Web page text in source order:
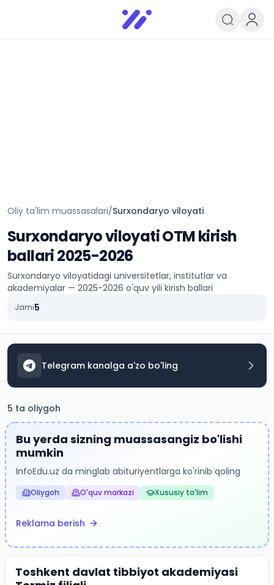
Infoedu
Ta&#039;lim xabarlari va
Oliy ta'lim muassasalari/Surxondaryo viloyati
Surxondaryo viloyatiOTM kirish
ballari 2025-2026
Surxondaryo viloyatidagi universitetlar, institutlar va
akademiyalar — 2025-2026 o'quv yili kirish ballari
Jami5
Telegram kanalga a'zo bo'ling
5 ta oliygoh
REKLAMA JOYI
Bu yerda sizning muassasangiz bo'lishi
mumkin
InfoEdu.uz da minglab abituriyentlarga ko'rinib qoling
Oliygoh O'quv markazi Xususiy ta'lim
Reklama berish
Toshkent davlat tibbiyot akademiyasi